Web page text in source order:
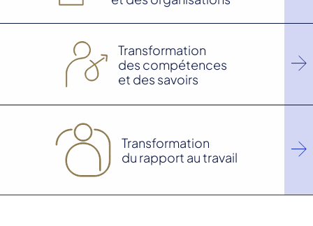
Transformation
des compétences
et des savoirs
Transformation
du rapport au travail